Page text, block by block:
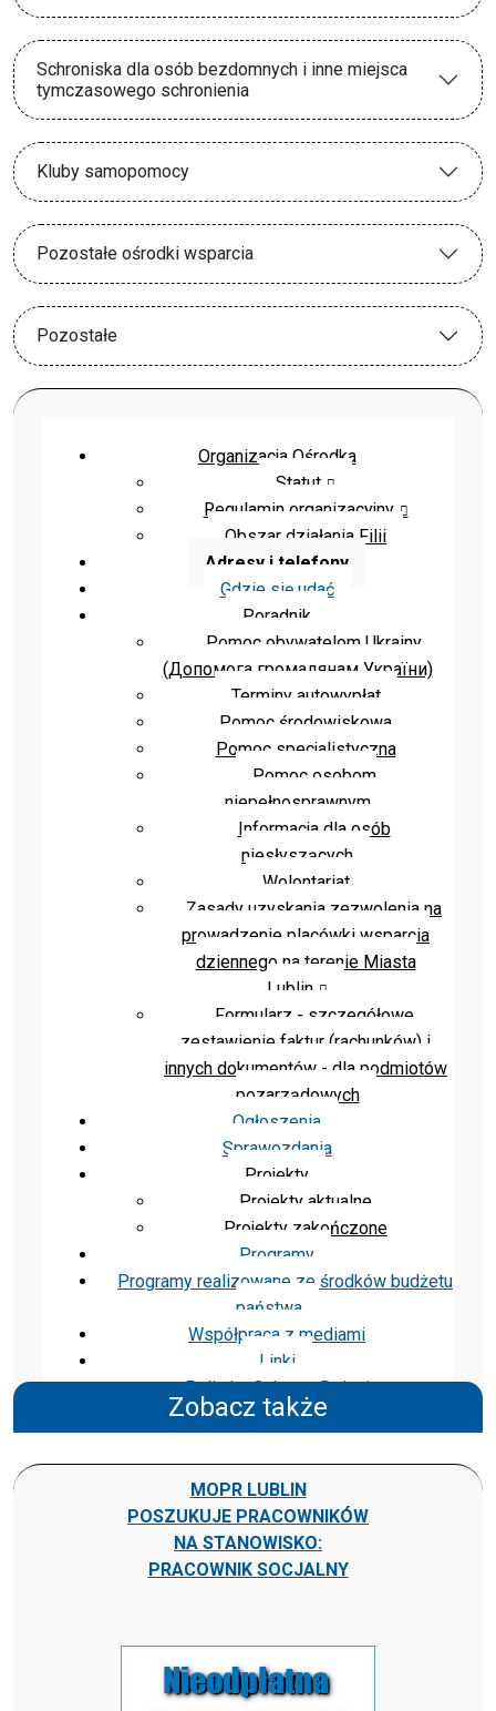
Organizacja Ośrodka
Statut
Regulamin organizacyjny
Obszar działania Filii
Adresy i telefony
Gdzie się udać
Poradnik
Pomoc obywatelom Ukrainy
(Допомога громадянам України)
Terminy autowypłat
Pomoc środowiskowa
Pomoc specjalistyczna
Pomoc osobom
niepełnosprawnym
Informacja dla osób
niesłyszących
Wolontariat
Zasady uzyskania zezwolenia na
prowadzenie placówki wsparcia
dziennego na terenie Miasta
Lublin
Formularz - szczegółowe
zestawienie faktur (rachunków) i
innych dokumentów - dla podmiotów
pozarządowych
Ogłoszenia
Sprawozdania
Projekty
Projekty aktualne
Projekty zakończone
Programy
Programy realizowane ze środków budżetu
państwa
Współpraca z mediami
Linki
Polityka Ochrony Dzieci
Zobacz także
MOPR LUBLIN
POSZUKUJE PRACOWNIKÓW
NA STANOWISKO:
PRACOWNIK SOCJALNY
Schroniska dla osób bezdomnych i inne miejsca
tymczasowego schronienia
Kluby samopomocy
Pozostałe ośrodki wsparcia
Pozostałe